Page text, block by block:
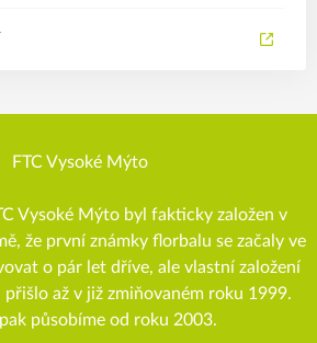
Vysoké Mýto byl fakticky založen v
že první známky florbalu se začaly ve
o pár let dříve, ale vlastní založení
až v již zmiňovaném roku 1999.
působíme od roku 2003.